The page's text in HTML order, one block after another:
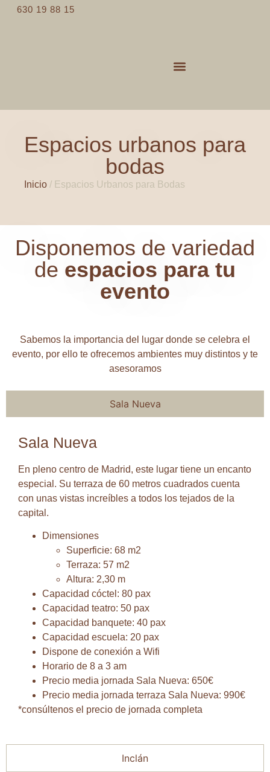
630 19 88 15
Espacios urbanos para
bodas
Inicio / Espacios Urbanos para Bodas
Disponemos de variedad
de​ espacios para tu
evento
Sabemos la importancia del lugar donde se celebra el
evento, por ello te ofrecemos ambientes muy distintos y te
asesoramos
Sala Nueva
Inclán
En pleno centro de Madrid, este lugar tiene un encanto
especial. Su terraza de 60 metros cuadrados cuenta
con unas vistas increíbles a todos los tejados de la
capital.
Dimensiones
Superficie: 68 m2
Terraza: 57 m2
Altura: 2,30 m
Capacidad cóctel: 80 pax
Capacidad teatro: 50 pax
Capacidad banquete: 40 pax
Capacidad escuela: 20 pax
Dispone de conexión a Wifi
Horario de 8 a 3 am
Precio media jornada Sala Nueva: 650€
Precio media jornada terraza Sala Nueva: 990€
*consúltenos el precio de jornada completa
Sala Nueva